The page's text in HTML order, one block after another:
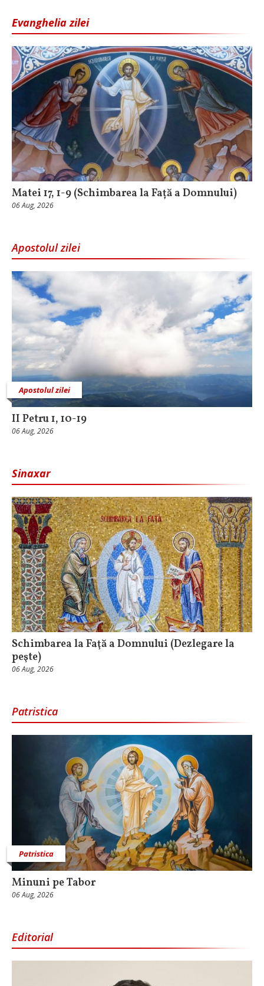
Evanghelia zilei
Matei 17, 1-9 (Schimbarea la Față a Domnului)
06 Aug, 2026
Apostolul zilei
Apostolul zilei
II Petru 1, 10-19
06 Aug, 2026
Sinaxar
Schimbarea la Faţă a Domnului (Dezlegare la
peşte)
06 Aug, 2026
Patristica
Patristica
Minuni pe Tabor
06 Aug, 2026
Editorial